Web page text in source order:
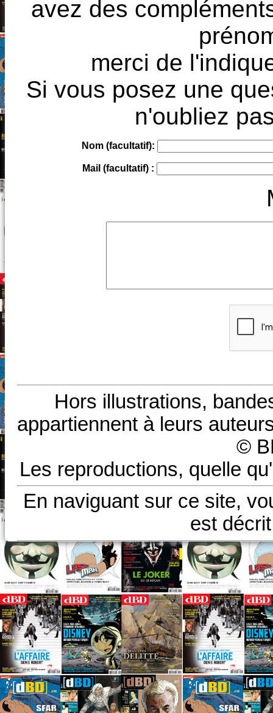
avez des
merci de
Si vous posez une
n'oubliez
Nom (facultatif):
Mail (facultatif) :
Hors illustrations,
appartiennent à leurs
©
Les reproductions, quelle
En naviguant sur ce site,
est